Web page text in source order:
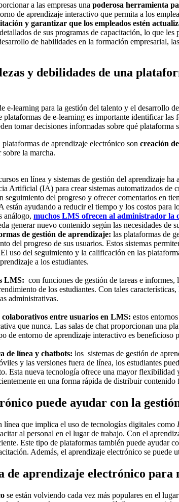
a las empresas una poderosa herramienta
de aprendizaje interactivo que permita a los
y garantizar que los empleados estén
de sus programas de capacitación, lo que
de habilidades en la formación empresarial,
y debilidades de una
e-learning para la gestión del talento y el desarrollo
plataformas de e-learning es importante identificar
tomar decisiones informadas sobre qué plataforma
de aprendizaje electrónico son creación
sobre la marcha.
en línea y sistemas de gestión del aprendizaje
Artificial (IA) para crear sistemas automatizados de
seguimiento del progreso y ofrecer comentarios en
ayudando a reducir el tiempo y los costos
análogo, muchos LMS ofrecen al administrador la
generar nuevo contenido según las necesidades de
de gestión de aprendizaje: las plataformas de
del progreso de sus usuarios. Estos sistemas
uso del seguimiento y la calificación en las
a los estudiantes.
LMS: con funciones de gestión de tareas e
de los estudiantes. Con tales
administrativas.
colaborativos entre usuarios en LMS: estos
que nunca. Las salas de chat proporcionan una
de entorno de aprendizaje interactivo es
de línea y chatbots: los sistemas de gestión de
y las versiones fuera de línea, los estudiantes
Esta nueva tecnología ofrece una mayor
en una forma rápida de distribuir
puede ayudar con la
que implica el uso de tecnologías digitales como
al personal en el lugar de trabajo. Con el
Este tipo de plataformas también puede
Además, el aprendizaje electrónico se
de aprendizaje electrónico
se están volviendo cada vez más populares en el